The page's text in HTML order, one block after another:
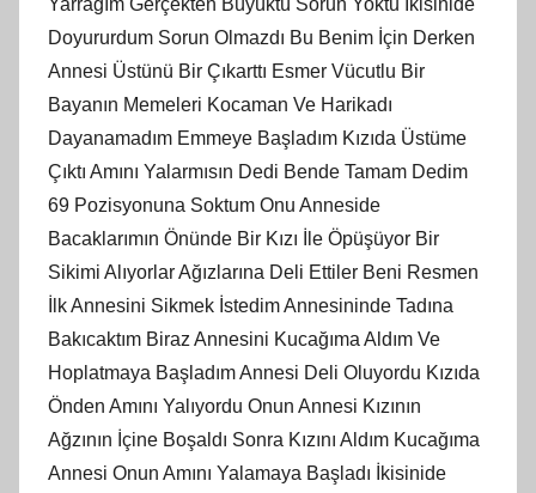
Doyururdum Sorun Olmazdı Bu Benim İçin Derken
Annesi Üstünü Bir Çıkarttı Esmer Vücutlu Bir
Bayanın Memeleri Kocaman Ve Harikadı
Dayanamadım Emmeye Başladım Kızıda Üstüme
Çıktı Amını Yalarmısın Dedi Bende Tamam Dedim
69 Pozisyonuna Soktum Onu Anneside
Bacaklarımın Önünde Bir Kızı İle Öpüşüyor Bir
Sikimi Alıyorlar Ağızlarına Deli Ettiler Beni Resmen
İlk Annesini Sikmek İstedim Annesininde Tadına
Bakıcaktım Biraz Annesini Kucağıma Aldım Ve
Hoplatmaya Başladım Annesi Deli Oluyordu Kızıda
Önden Amını Yalıyordu Onun Annesi Kızının
Ağzının İçine Boşaldı Sonra Kızını Aldım Kucağıma
Annesi Onun Amını Yalamaya Başladı İkisinide